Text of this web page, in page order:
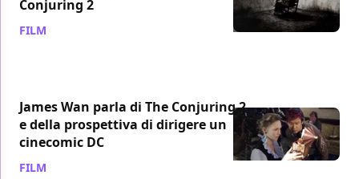
Conjuring 2
FILM
James Wan parla di The Conjuring 2
e della prospettiva di dirigere un
cinecomic DC
FILM